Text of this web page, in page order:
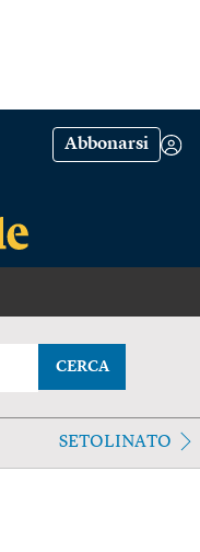
Abbonarsi
CERCA
SETOLINATO